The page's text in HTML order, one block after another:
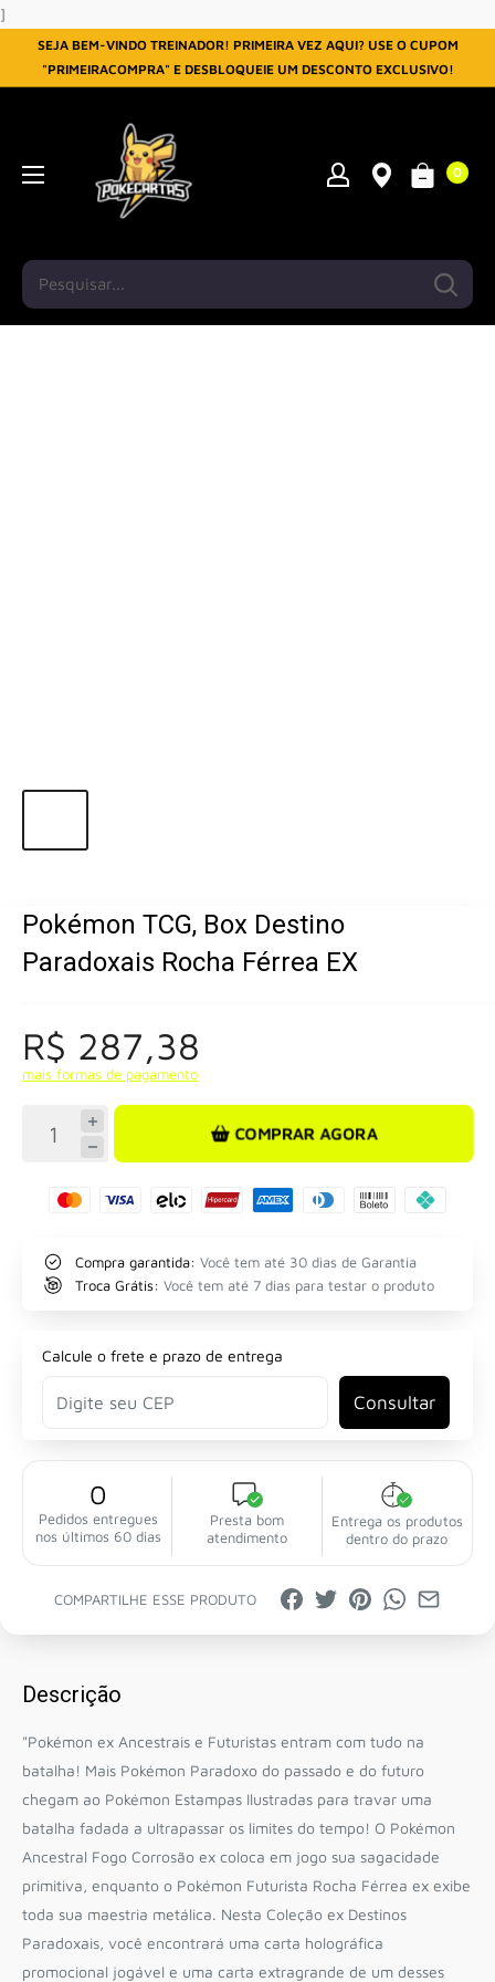
]
SEJA BEM-VINDO TREINADOR! PRIMEIRA VEZ AQUI? USE O CUPOM
"PRIMEIRACOMPRA" E DESBLOQUEIE UM DESCONTO EXCLUSIVO!
0
Pokémon TCG, Box Destino
Paradoxais Rocha Férrea EX
R$ 287,38
mais formas de pagamento
COMPRAR AGORA
Compra garantida: Você tem até 30 dias de Garantia
Troca Grátis: Você tem até 7 dias para testar o produto
Calcule o frete e prazo de entrega
Consultar
0
Pedidos entregues
nos últimos 60 dias
Presta bom
atendimento
Entrega os produtos
dentro do prazo
COMPARTILHE ESSE PRODUTO
Descrição
"Pokémon ex Ancestrais e Futuristas entram com tudo na
batalha! Mais Pokémon Paradoxo do passado e do futuro
chegam ao Pokémon Estampas Ilustradas para travar uma
batalha fadada a ultrapassar os limites do tempo! O Pokémon
Ancestral Fogo Corrosão ex coloca em jogo sua sagacidade
primitiva, enquanto o Pokémon Futurista Rocha Férrea ex exibe
toda sua maestria metálica. Nesta Coleção ex Destinos
Paradoxais, você encontrará uma carta holográfica
promocional jogável e uma carta extragrande de um desses